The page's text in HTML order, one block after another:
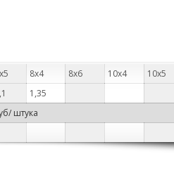
8х4 8х6 10х4 10х5
1,35
штука